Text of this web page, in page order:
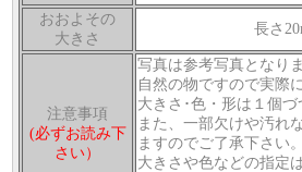
おおよその
大きさ
長さ
注意事項
(必ずお読み下
さい）
写真は参考写真となりま
自然の物ですので実際
大きさ･色・形は１個づ
また、一部欠けや汚れ
ますのでご了承下さい。
大きさや色などの指定